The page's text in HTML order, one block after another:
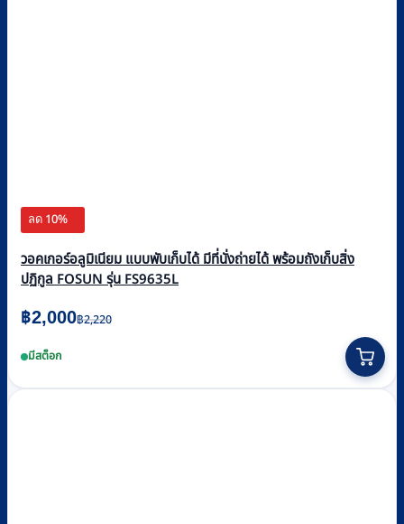
ลด 10%
วอคเกอร์อลูมิเนียม แบบพับเก็บได้ มีที่นั่งถ่ายได้ พร้อมถังเก็บสิ่ง
ปฏิกูล FOSUN รุ่น FS9635L
฿2,220
Original
was:
฿2,220.
฿2,000
Current
is:
฿2,000.
มีสต็อก